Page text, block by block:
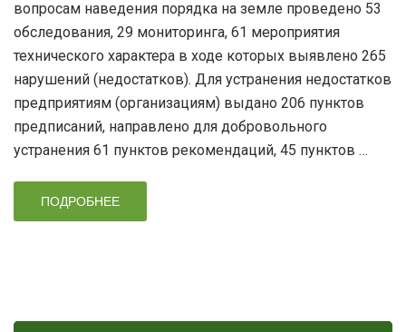
вопросам наведения порядка на земле проведено 53
обследования, 29 мониторинга, 61 мероприятия
технического характера в ходе которых выявлено 265
нарушений (недостатков). Для устранения недостатков
предприятиям (организациям) выдано 206 пунктов
предписаний, направлено для добровольного
устранения 61 пунктов рекомендаций, 45 пунктов …
ПОДРОБНЕЕ